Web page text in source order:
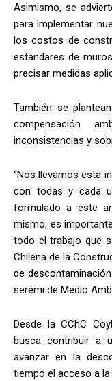
Asimismo, se
para implementar
los costos de
estándares de
precisar medidas
También se
compensación
inconsistencias y
“Nos llevamos esta
con todas y cada
formulado a este
mismo, es
todo el trabajo que
Chilena de la
de
seremi de Medio
Desde la CChC
busca contribuir a
avanzar en la
tiempo el acceso a la